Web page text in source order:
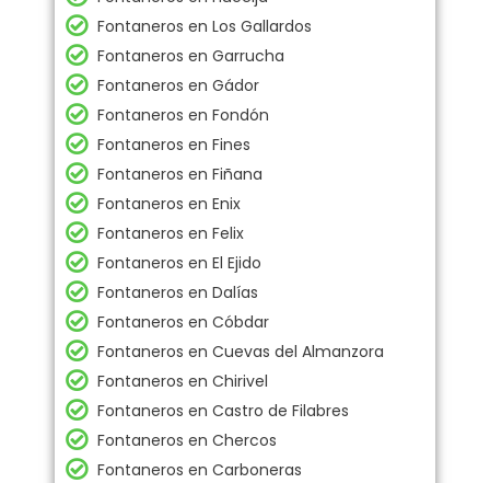
Fontaneros en Los Gallardos
Fontaneros en Garrucha
Fontaneros en Gádor
Fontaneros en Fondón
Fontaneros en Fines
Fontaneros en Fiñana
Fontaneros en Enix
Fontaneros en Felix
Fontaneros en El Ejido
Fontaneros en Dalías
Fontaneros en Cóbdar
Fontaneros en Cuevas del Almanzora
Fontaneros en Chirivel
Fontaneros en Castro de Filabres
Fontaneros en Chercos
Fontaneros en Carboneras